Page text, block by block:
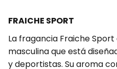
FRAICHE SPORT
La fragancia Fraiche
masculina que está
y deportistas. Su aroma